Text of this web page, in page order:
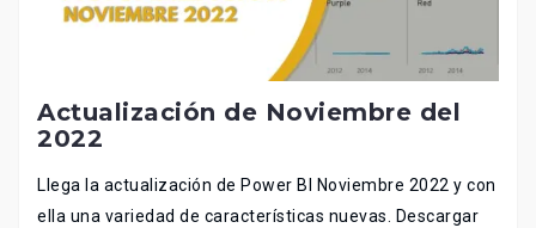
Actualización de Noviembre del
2022
Llega la actualización de Power BI Noviembre 2022 y con
ella una variedad de características nuevas. Descargar